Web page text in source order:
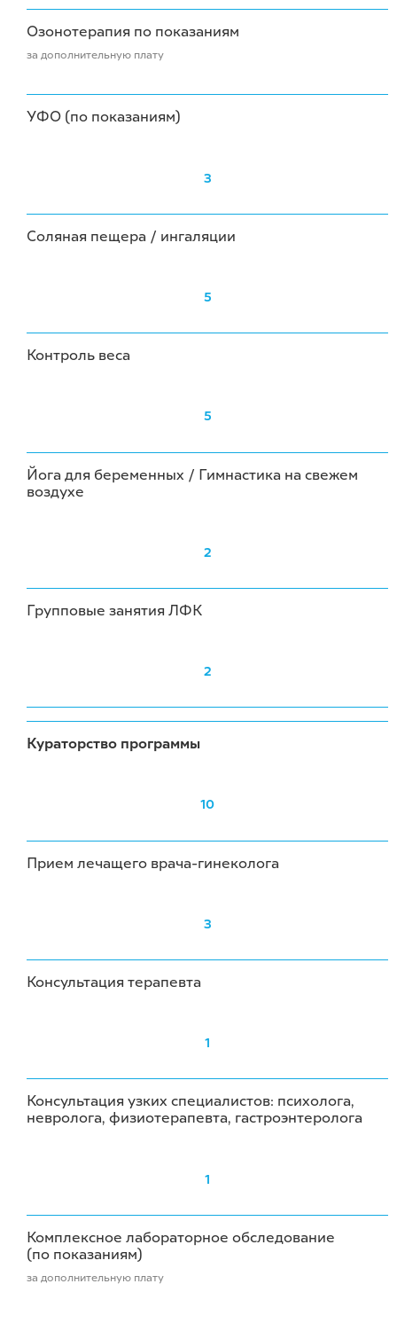
Озонотерапия по показаниям
за дополнительную плату
УФО (по показаниям)
3
Соляная пещера / ингаляции
5
Контроль веса
5
Йога для беременных / Гимнастика на свежем
воздухе
2
Групповые занятия ЛФК
2
Кураторство программы
10
Прием лечащего врача-гинеколога
3
Консультация терапевта
1
Консультация узких специалистов: психолога,
невролога, физиотерапевта, гастроэнтеролога
1
Комплексное лабораторное обследование
(по показаниям)
за дополнительную плату